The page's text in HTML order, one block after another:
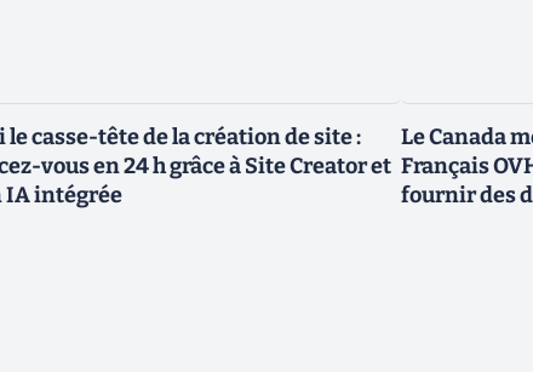
le casse-tête de la création de site :
vous en 24 h grâce à Site Creator et
IA intégrée
Le Canada
Français
fournir des